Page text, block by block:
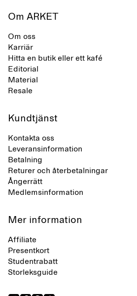
Om ARKET
Om oss
Karriär
Hitta en butik eller ett kafé
Editorial
Material
Resale
Kundtjänst
Kontakta oss
Leveransinformation
Betalning
Returer och återbetalningar
Ångerrätt
Medlemsinformation
Mer information
Affiliate
Presentkort
Studentrabatt
Storleksguide